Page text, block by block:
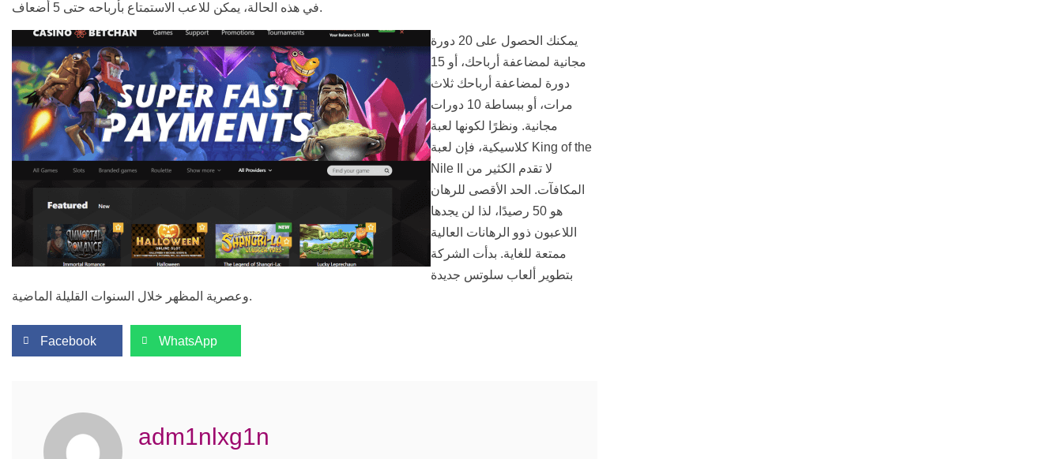
في هذه الحالة، يمكن للاعب الاستمتاع بأرباحه حتى 5 أضعاف.
يمكنك الحصول على 20 دورة
مجانية لمضاعفة أرباحك، أو 15
دورة لمضاعفة أرباحك ثلاث
مرات، أو ببساطة 10 دورات
مجانية. ونظرًا لكونها لعبة
كلاسيكية، فإن لعبة King of the
Nile II لا تقدم الكثير من
المكافآت. الحد الأقصى للرهان
هو 50 رصيدًا، لذا لن يجدها
اللاعبون ذوو الرهانات العالية
ممتعة للغاية. بدأت الشركة
بتطوير ألعاب سلوتس جديدة
وعصرية المظهر خلال السنوات القليلة الماضية.
Facebook WhatsApp
adm1nlxg1n